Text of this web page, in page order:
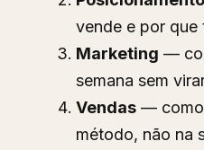
vende e por que
Marketing —
semana sem
Vendas — como
método, não na